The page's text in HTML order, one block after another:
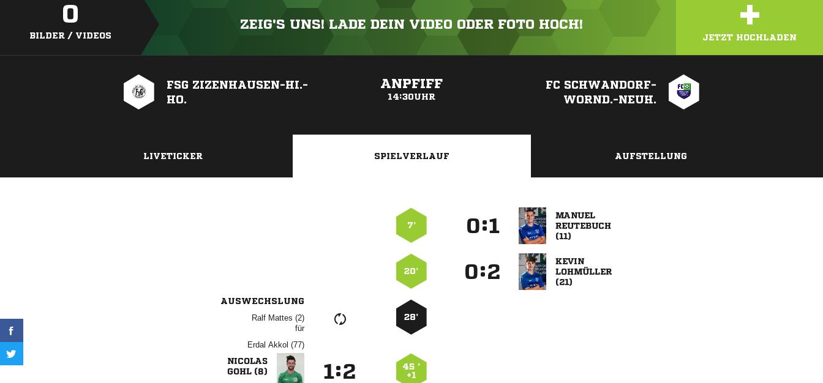
0
BILDER / VIDEOS
ZEIG'S UNS! LADE DEIN VIDEO ODER FOTO HOCH! +
JETZT HOCHLADEN
FSG ZIZENHAUSEN-HI.-
HO.
ANPFIFF
14:30UHR
FC SCHWANDORF-
WORND.-NEUH.
LIVETICKER SPIELVERLAUF AUFSTELLUNG
7’ :



20’ :



AUSWECHSLUNG
  
für
  
28’

 
:
45 ’
+1